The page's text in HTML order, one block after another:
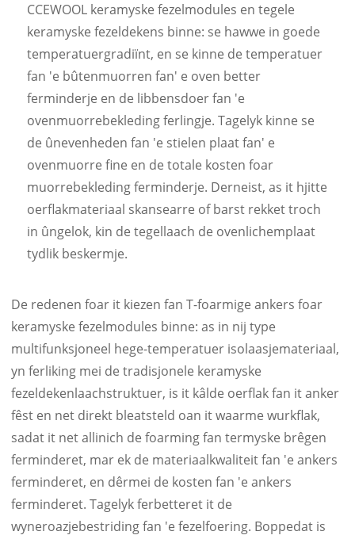
CCEWOOL keramyske fezelmodules en tegele
keramyske fezeldekens binne: se hawwe in goede
temperatuergradiïnt, en se kinne de temperatuer
fan 'e bûtenmuorren fan' e oven better
ferminderje en de libbensdoer fan 'e
ovenmuorrebekleding ferlingje. Tagelyk kinne se
de ûnevenheden fan 'e stielen plaat fan' e
ovenmuorre fine en de totale kosten foar
muorrebekleding ferminderje. Derneist, as it hjitte
oerflakmateriaal skansearre of barst rekket troch
in ûngelok, kin de tegellaach de ovenlichemplaat
tydlik beskermje.
De redenen foar it kiezen fan T-foarmige ankers foar
keramyske fezelmodules binne: as in nij type
multifunksjoneel hege-temperatuer isolaasjemateriaal,
yn ferliking mei de tradisjonele keramyske
fezeldekenlaachstruktuer, is it kâlde oerflak fan it anker
fêst en net direkt bleatsteld oan it waarme wurkflak,
sadat it net allinich de foarming fan termyske brêgen
ferminderet, mar ek de materiaalkwaliteit fan 'e ankers
ferminderet, en dêrmei de kosten fan 'e ankers
ferminderet. Tagelyk ferbetteret it de
wyneroazjebestriding fan 'e fezelfoering. Boppedat is